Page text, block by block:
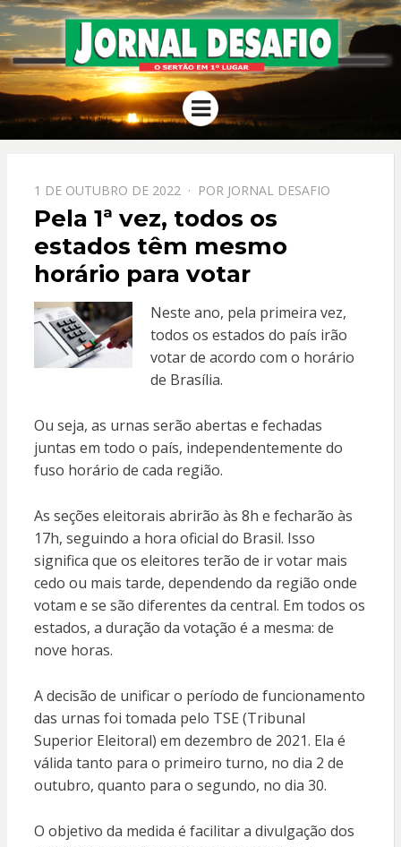
JORNAL
DESAFIO
O Sertão em 1º Lugar
Menu
PPOSTADO
EM
1 DE OUTUBRO DE 2022 POR JORNAL DESAFIO
Pela 1ª vez, todos os
estados têm mesmo
horário para votar
Neste ano, pela primeira vez,
todos os estados do país irão
votar de acordo com o horário
de Brasília.
Ou seja, as urnas serão abertas e fechadas
juntas em todo o país, independentemente do
fuso horário de cada região.
As seções eleitorais abrirão às 8h e fecharão às
17h, seguindo a hora oficial do Brasil. Isso
significa que os eleitores terão de ir votar mais
cedo ou mais tarde, dependendo da região onde
votam e se são diferentes da central. Em todos os
estados, a duração da votação é a mesma: de
nove horas.
A decisão de unificar o período de funcionamento
das urnas foi tomada pelo TSE (Tribunal
Superior Eleitoral) em dezembro de 2021. Ela é
válida tanto para o primeiro turno, no dia 2 de
outubro, quanto para o segundo, no dia 30.
O objetivo da medida é facilitar a divulgação dos